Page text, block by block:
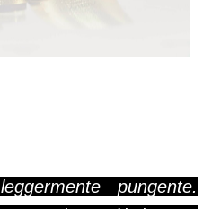
pungente.